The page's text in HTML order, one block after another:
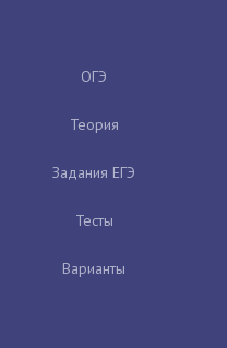
ОГЭ
Теория
Задания ЕГЭ
Тесты
Варианты